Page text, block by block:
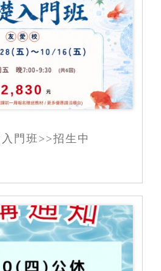
門班>>招生中